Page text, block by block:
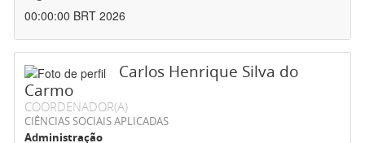
00:00:00 BRT 2026
Carlos Henrique Silva do
Carmo
COORDENADOR(A)
CIÊNCIAS SOCIAIS APLICADAS
Administração